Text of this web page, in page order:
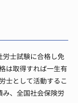
士試験に合格し免
は取得すれば一生有
士として活動するこ
、全国社会保険労